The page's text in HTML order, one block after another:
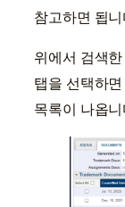
참고하면 됩니
위에서 검색
탭을 선택하
목록이 나옵니